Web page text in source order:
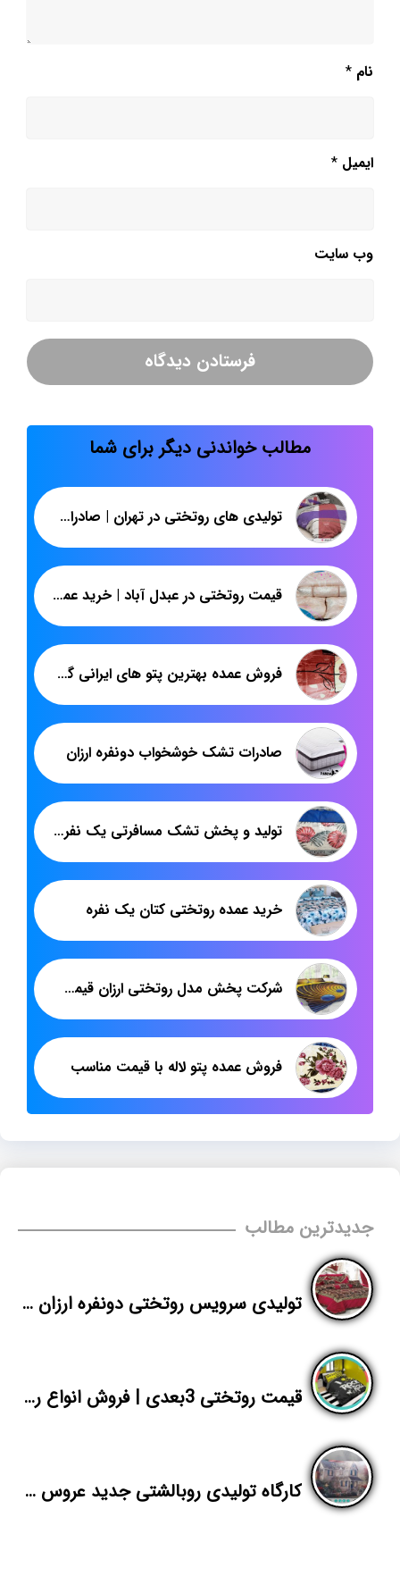
نام *
ایمیل *
وب‌ سایت
مطالب خواندنی دیگر برای شما
تولیدی های روتختی در تهران | صادرات سرویس روتختی مخمل دونفره | پاندا
قیمت روتختی در عبدل آباد | خرید عمده سرویس خواب ژاکارد دونفره
فروش عمده بهترین پتو های ایرانی گل برجسته
صادرات تشک خوشخواب دونفره ارزان
تولید و پخش تشک مسافرتی یک نفره پاندا
خرید عمده روتختی کتان یک نفره
شرکت پخش مدل روتختی ارزان قیمت سه بعدی
فروش عمده پتو لاله با قیمت مناسب
جدیدترین مطالب
تولیدی سرویس روتختی دونفره ارزان ساتینت تهران
قیمت روتختی 3بعدی | فروش انواع روتختی یک نفره و دونفره | پاندا
کارگاه تولیدی روبالشتی جدید عروس مخمل